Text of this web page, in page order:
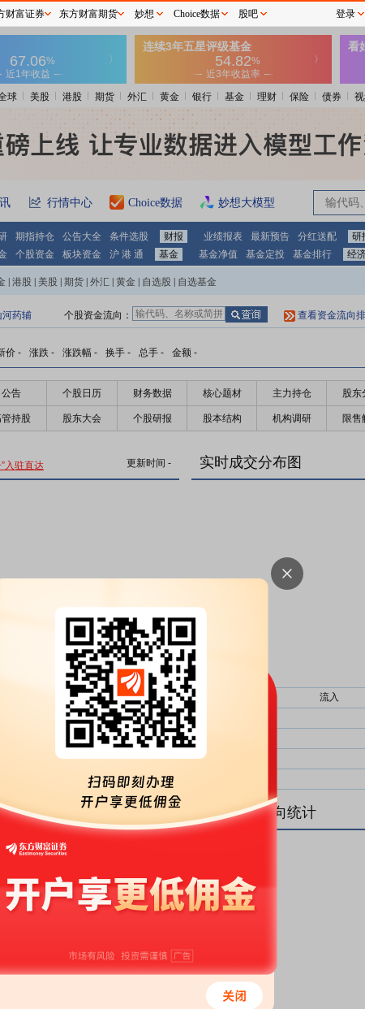
球 美股 港股 期货 外汇 黄金 银行 基金 理财 保险 债券
行情中心 Choice数据 妙想大模型
期指持仓 公告大全 条件选股 财报 业绩报表 最新预告 分红送配 研
个股资金 板块资金 沪 港 通 基金 基金净值 基金定投 基金排行 经
港股 美股 期货 外汇 黄金 自选股 自选基金
河药辅 个股资金流向： 查看资金流向
价 - 涨跌 - 涨跌幅 - 换手 - 总手 - 金额 -
公告 个股日历 财务数据 核心题材 主力持仓 股东
持股 股东大会 个股研报 股本结构 机构调研 限售
入驻直达 更新时间 -
主力净比：
超大单净比：
大单净比：
中单净比：
实时成交分布图
流入
盘后资金流向统计
财富证券 东方财富期货 妙想 Choice数据 股吧 登录